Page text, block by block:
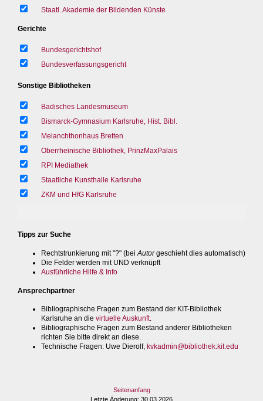
Staatl. Akademie der Bildenden Künste
Gerichte
Bundesgerichtshof
Bundesverfassungsgericht
Sonstige Bibliotheken
Badisches Landesmuseum
Bismarck-Gymnasium Karlsruhe, Hist. Bibl.
Melanchthonhaus Bretten
Oberrheinische Bibliothek, PrinzMaxPalais
RPI Mediathek
Staatliche Kunsthalle Karlsruhe
ZKM und HfG Karlsruhe
Tipps zur Suche
Rechtstrunkierung mit "?" (bei Autorgeschieht dies automatisch)
Die Felder werden mit UND verknüpft
Ausführliche Hilfe & Info
Ansprechpartner
Bibliographische Fragen zum Bestand der KIT-Bibliothek
Karlsruhe an die virtuelle Auskunft.
Bibliographische Fragen zum Bestand anderer Bibliotheken
richten Sie bitte direkt an diese.
Technische Fragen: Uwe Dierolf, kvkadmin@bibliothek.kit.edu
Seitenanfang
Letzte Änderung: 30.03.2026